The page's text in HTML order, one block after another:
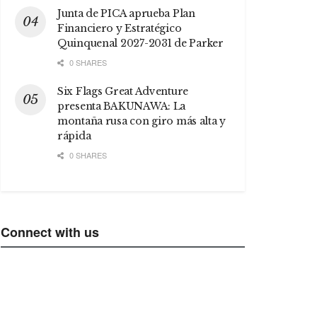
Junta de PICA aprueba Plan
Financiero y Estratégico
Quinquenal 2027-2031 de Parker
0 SHARES
Six Flags Great Adventure
presenta BAKUNAWA: La
montaña rusa con giro más alta y
rápida
0 SHARES
Connect with us